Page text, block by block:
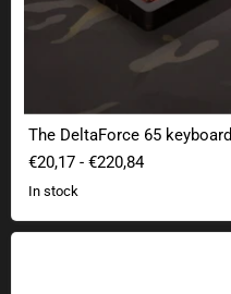
The DeltaForce 65 keyboard
€20,17 - €220,84
In stock